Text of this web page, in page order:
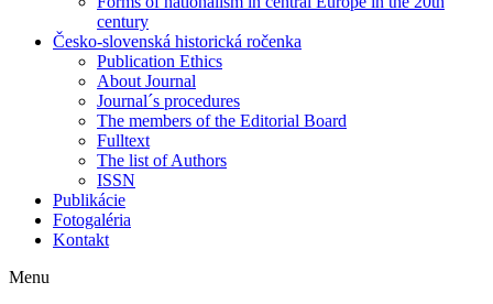
century
Česko-slovenská historická ročenka
Publication Ethics
About Journal
Journal´s procedures
The members of the Editorial Board
Fulltext
The list of Authors
ISSN
Publikácie
Fotogaléria
Kontakt
Menu